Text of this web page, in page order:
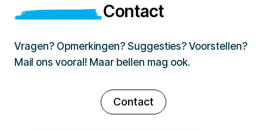
Contact
Vragen? Opmerkingen? Suggesties? Voorstellen?
Mail ons vooral! Maar bellen mag ook.
Contact